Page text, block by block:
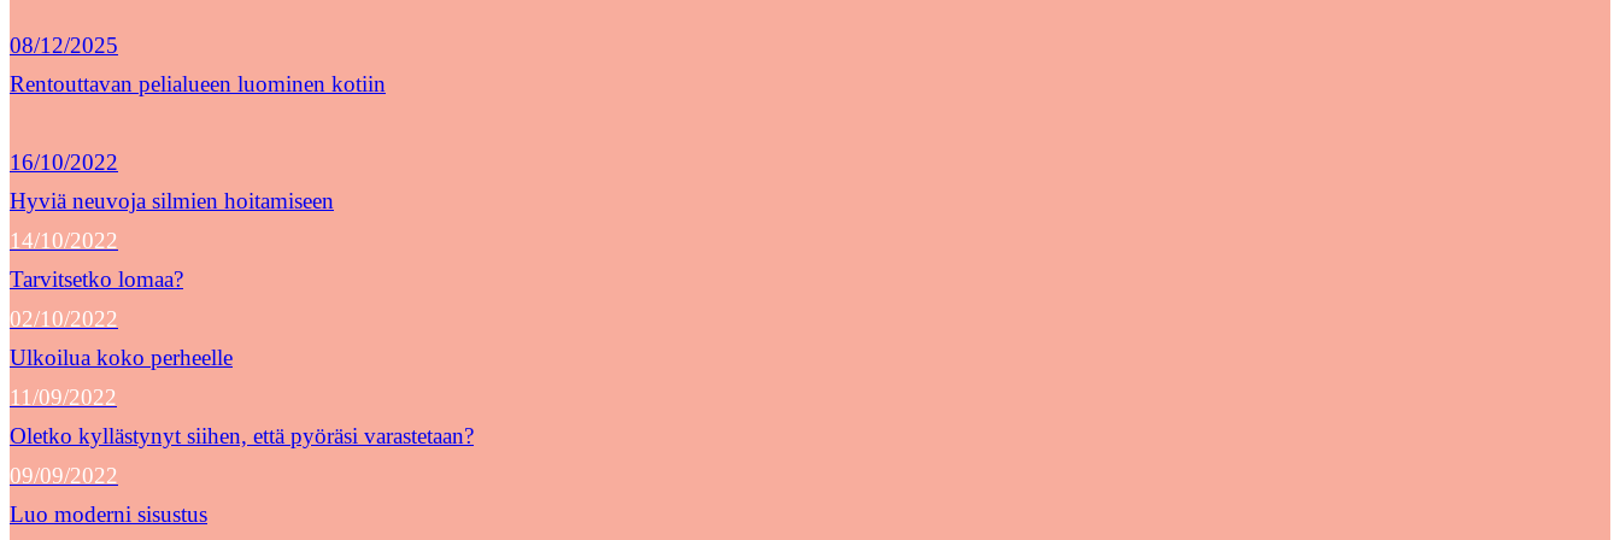
08/12/2025
Rentouttavan pelialueen luominen kotiin
16/10/2022
Hyviä neuvoja silmien hoitamiseen
14/10/2022
Tarvitsetko lomaa?
02/10/2022
Ulkoilua koko perheelle
11/09/2022
Oletko kyllästynyt siihen, että pyöräsi varastetaan?
09/09/2022
Luo moderni sisustus